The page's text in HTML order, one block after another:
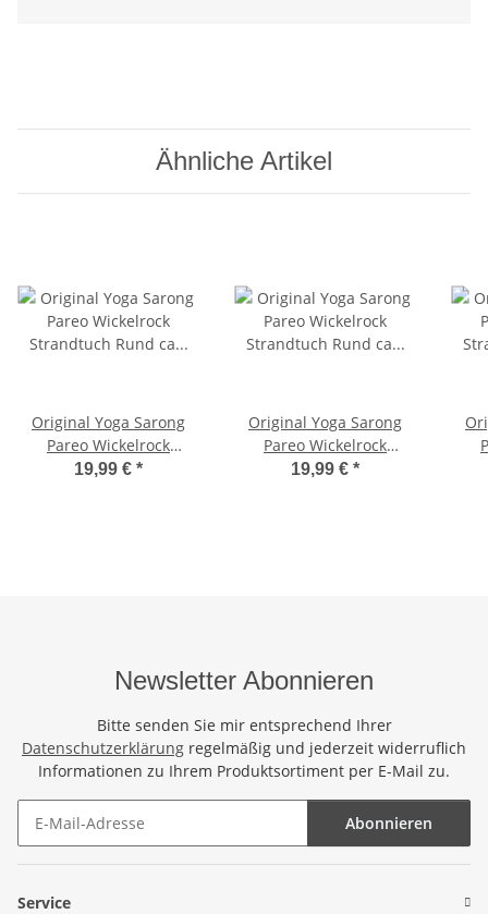
Ähnliche Artikel
Original Yoga Sarong
Pareo Wickelrock
Strandtuch Rund ca
19,99 € *
Original Yoga Sarong
Pareo Wickelrock
Strandtuch Rund ca
19,99 € *
Newsletter Abonnieren
Bitte senden Sie mir entsprechend Ihrer
Datenschutzerklärung regelmäßig und jederzeit widerruflich
Informationen zu Ihrem Produktsortiment per E-Mail zu.
Abonnieren
Service